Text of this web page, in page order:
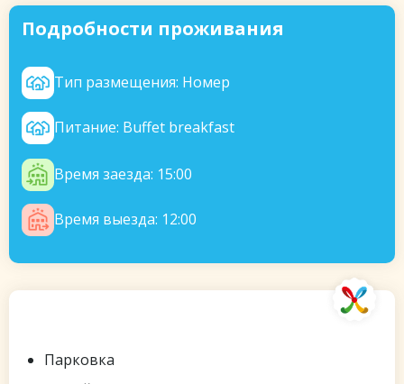
Подробности проживания
Тип размещения: Номер
Питание: Buffet breakfast
Время заезда: 15:00
Время выезда: 12:00
Парковка